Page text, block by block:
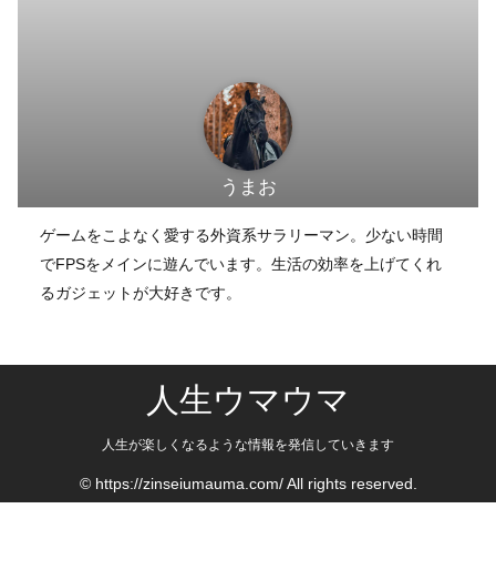
うまお
ゲームをこよなく愛する外資系サラリーマン。少ない時間
でFPSをメインに遊んでいます。生活の効率を上げてくれ
るガジェットが大好きです。
人生ウマウマ
人生が楽しくなるような情報を発信していきます
© https://zinseiumauma.com/ All rights reserved.